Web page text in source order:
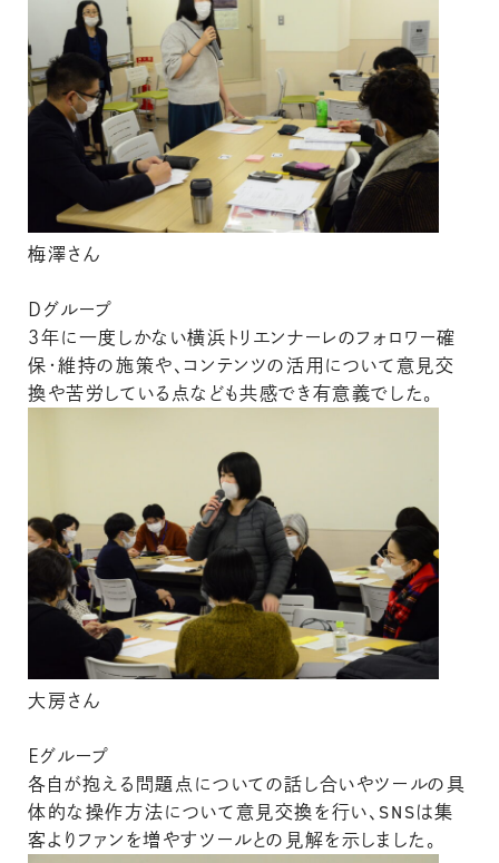
梅澤さん
Ｄグループ
３年に一度しかない横浜トリエンナーレのフォロワー確
保・維持の施策や、コンテンツの活用について意見交
換や苦労している点なども共感でき有意義でした。
大房さん
Ｅグループ
各自が抱える問題点についての話し合いやツールの具
体的な操作方法について意見交換を行い、SNSは集
客よりファンを増やすツールとの見解を示しました。